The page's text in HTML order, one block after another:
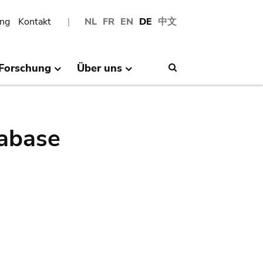
NL FR EN DE 中文
Kontakt
Über uns